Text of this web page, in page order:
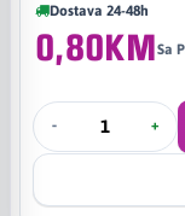
Dostava 24-48h
0,80KMSa
- +